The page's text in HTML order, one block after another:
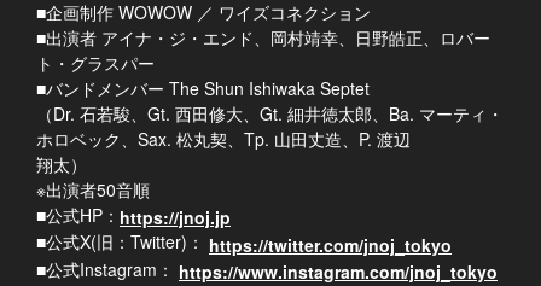
■企画制作 WOWOW ／ ワイズコネクション
■出演者 アイナ・ジ・エンド、岡村靖幸、日野皓正、ロバー
ト・グラスパー
■バンドメンバー The Shun Ishiwaka Septet
（Dr. 石若駿、Gt. 西田修大、Gt. 細井徳太郎、Ba. マーティ・
ホロベック、Sax. 松丸契、Tp. 山田丈造、P. 渡辺
翔太）
※出演者50音順
■公式HP： https://jnoj.jp
■公式X(旧：Twitter)： https://twitter.com/jnoj_tokyo
■公式Instagram： https://www.instagram.com/jnoj_tokyo